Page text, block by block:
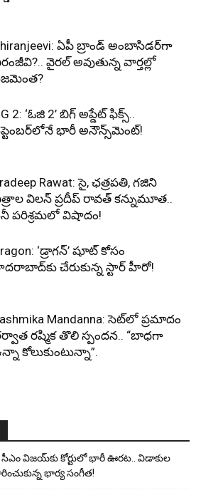
ఏపీ బ్రాండ్ అంబాసిడర్‌గా
వైరల్ అవుతున్న వార్తల్లో
2: ‘ఓజి 2’ బిగ్ అప్డేట్ ఫిక్స్..
భారీ అనౌన్స్‌మెంట్!
Rawat: సై, ఛత్రపతి, గజిని
విలన్ ప్రదీప్ రావత్ కన్నుమూత..
పరిశ్రమలో విషాదం!
‘డ్రాగన్’ షూట్ కోసం
చేరుకున్న స్టార్ హీరో!
Mandanna: సెట్‌లో ప్రమాదం
రష్మిక తొలి స్పందన.. “బాధగా
కోలుకుంటున్నా”.
సీఎం విజయ్‌కు కోర్టులో భారీ ఊరట.. విడాకుల
భార్య సంగీత!